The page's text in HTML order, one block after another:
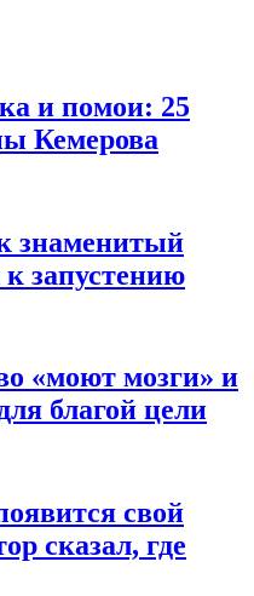
и помои: 25
Кемерова
знаменитый
запустению
«моют мозги» и
благой цели
свой
сказал, где